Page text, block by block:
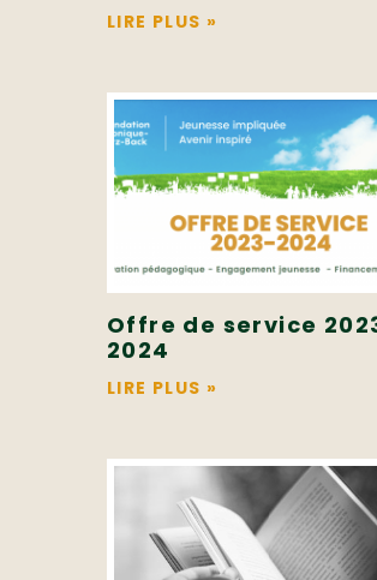
LIRE PLUS »
Offre de service
2024
LIRE PLUS »